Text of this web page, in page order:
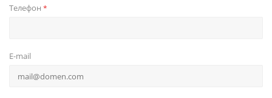
Телефон *
E-mail